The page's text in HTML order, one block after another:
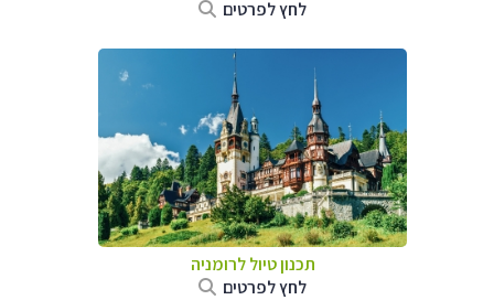
לחץ לפרטים
תכנון טיול לרומניה
לחץ לפרטים